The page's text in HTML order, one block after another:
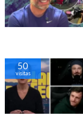
50
visitas